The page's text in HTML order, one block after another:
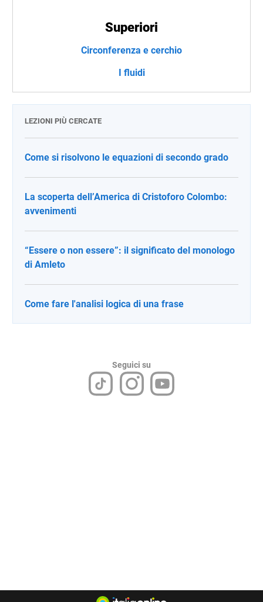
Superiori
Circonferenza e cerchio
I fluidi
LEZIONI PIÙ CERCATE
Come si risolvono le equazioni di secondo grado
La scoperta dell’America di Cristoforo Colombo:
avvenimenti
“Essere o non essere”: il significato del monologo
di Amleto
Come fare l'analisi logica di una frase
Seguici su